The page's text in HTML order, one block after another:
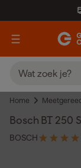
Home
Bosch BT 250
BOSCH